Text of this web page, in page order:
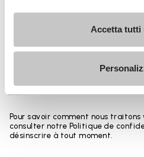
Accetta tutti
Jai pris connaissance de
Confidentialitéde
recevoir des
Pour savoir comment nous traitons
consulter notre Politique de
désinscrire à tout moment.